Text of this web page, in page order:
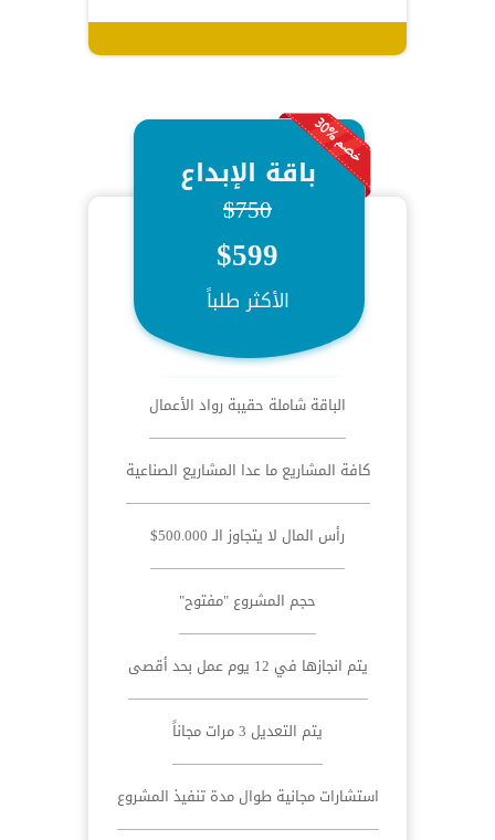
باقة الإبداع
$750
$599
الأكثر طلباً
الباقة شاملة حقيبة رواد الأعمال
كافة المشاريع ما عدا المشاريع الصناعية
رأس المال لا يتجاوز الـ 500.000$
حجم المشروع "مفتوح"
يتم انجازها في 12 يوم عمل بحد أقصى
يتم التعديل 3 مرات مجاناً
استشارات مجانية طوال مدة تنفيذ المشروع